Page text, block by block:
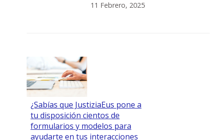
11 Febrero, 2025
¿Sabías que JustiziaEus pone a
tu disposición cientos de
formularios y modelos para
ayudarte en tus interacciones